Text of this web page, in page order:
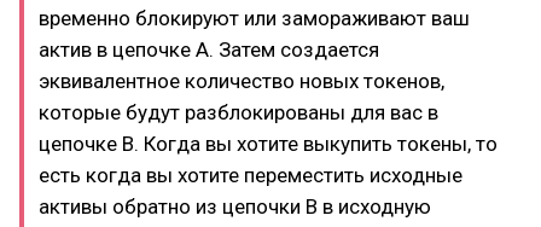
временно блокируют или замораживают ваш
актив в цепочке A. Затем создается
эквивалентное количество новых токенов,
которые будут разблокированы для вас в
цепочке B. Когда вы хотите выкупить токены, то
есть когда вы хотите переместить исходные
активы обратно из цепочки B в исходную